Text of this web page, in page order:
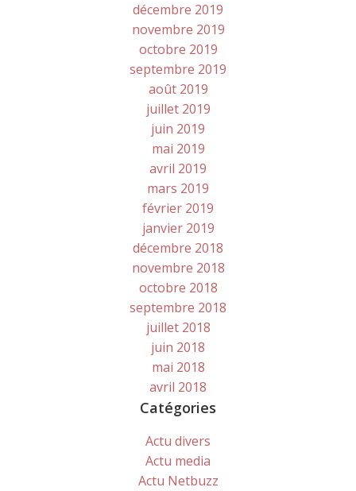
décembre 2019
novembre 2019
octobre 2019
septembre 2019
août 2019
juillet 2019
juin 2019
mai 2019
avril 2019
mars 2019
février 2019
janvier 2019
décembre 2018
novembre 2018
octobre 2018
septembre 2018
juillet 2018
juin 2018
mai 2018
avril 2018
Catégories
Actu divers
Actu media
Actu Netbuzz